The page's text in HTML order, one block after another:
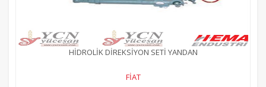
HİDROLİK DİREKSİYON SETİ YANDAN
FİAT